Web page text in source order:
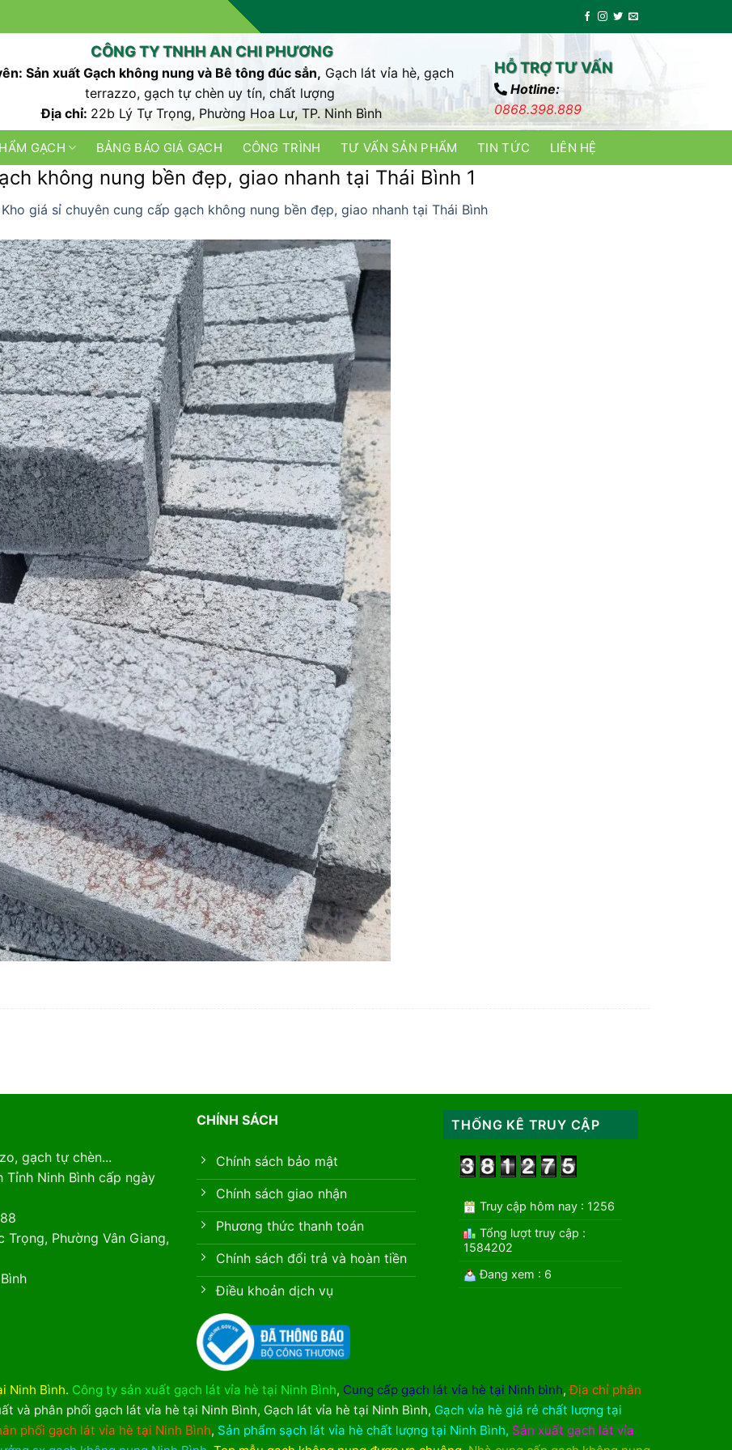
CÔNG TY TNHH AN CHI PHƯƠNG
Sản xuất Gạch không nung và Bê tông đúc sẳn, Gạch lát vỉa hè, gạch
terrazzo, gạch tự chèn uy tín, chất lượng
Địa chỉ: 22b Lý Tự Trọng, Phường Hoa Lư, TP. Ninh Bình
HỖ TRỢ TƯ VẤN
Hotline:
0868.398.889
GẠCH BẢNG BÁO GIÁ GẠCH CÔNG TRÌNH TƯ VẤN SẢN PHẨM TIN TỨC LIÊN HỆ
không nung bền đẹp, giao nhanh tại Thái Bình 1
Kho giá sỉ chuyên cung cấp gạch không nung bền đẹp, giao nhanh tại Thái Bình
gạch tự chèn...
Ninh Bình cấp ngày
Trọng, Phường Vân Giang,
CHÍNH SÁCH
Chính sách bảo mật
Chính sách giao nhận
Phương thức thanh toán
Chính sách đổi trả và hoàn tiền
Điều khoản dịch vụ
THỐNG KÊ TRUY CẬP
Truy cập hôm nay : 1256
Tổng lượt truy cập :
1584202
Đang xem : 6
Ninh Bình. Công ty sản xuất gạch lát vỉa hè tại Ninh Bình, Cung cấp gạch lát vỉa hè tại Ninh bình,Địa chỉ phân
và phân phối gạch lát vỉa hè tại Ninh Bình, Gạch lát vỉa hè tại Ninh Bình, Gạch vỉa hè giá rẻ chất lượng tại
phối gạch lát vỉa hè tại Ninh Bình, Sản phẩm sạch lát vỉa hè chất lượng tại Ninh Bình, Sản xuất gạch lát vỉa